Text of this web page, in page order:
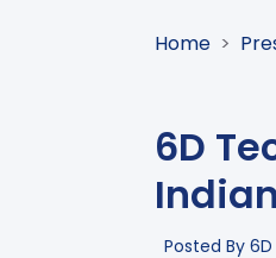
Home >
6D
Posted By